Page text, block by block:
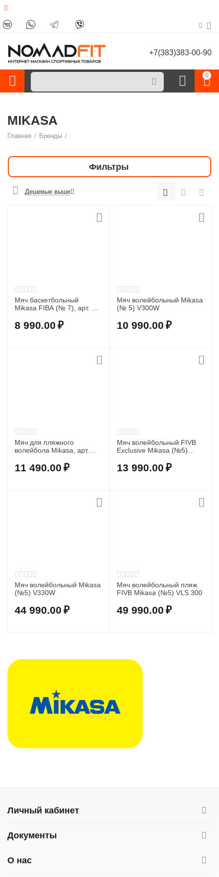
+7(383)383-00-90
0
MIKASA
Главная / Бренды /
Фильтры
Дешевые выше
Мяч баскетбольный
Mikasa FIBA (№ 7), арт. BQ
8 990.00 ₽
Мяч волейбольный Mikasa
(№ 5) V300W
10 990.00 ₽
Мяч для пляжного
волейбола Mikasa, арт.
11 490.00 ₽
Мяч волейбольный FIVB
Exclusive Mikasa (№5)
13 990.00 ₽
Мяч волейбольный Mikasa
(№5) V330W
44 990.00 ₽
Мяч волейбольный пляж.
FIVB Mikasa (№5) VLS 300
49 990.00 ₽
Личный кабинет
Документы
О нас